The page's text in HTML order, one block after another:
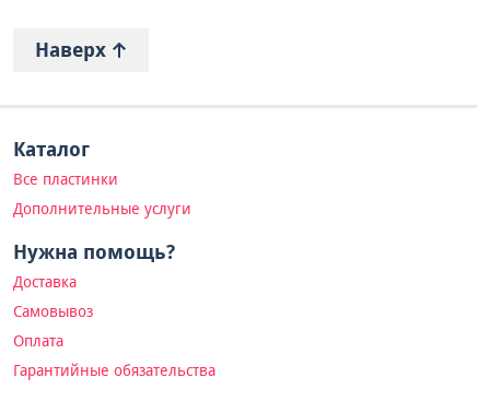
Наверх
Каталог
Все пластинки
Дополнительные услуги
Нужна помощь?
Доставка
Самовывоз
Оплата
Гарантийные обязательства